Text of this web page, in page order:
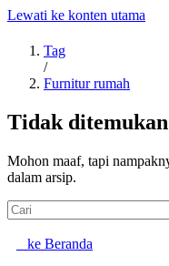
Lewati ke konten utama
Tag
/
Furnitur rumah
Tidak ditemukan
Mohon maaf, tapi
dalam arsip.
ke Beranda